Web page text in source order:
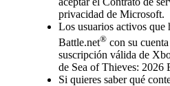
privacidad de Microsoft.
Los usuarios activos que
Battle.net® con su
suscripción válida de
de Sea of Thieves: 2026
Si quieres saber qué